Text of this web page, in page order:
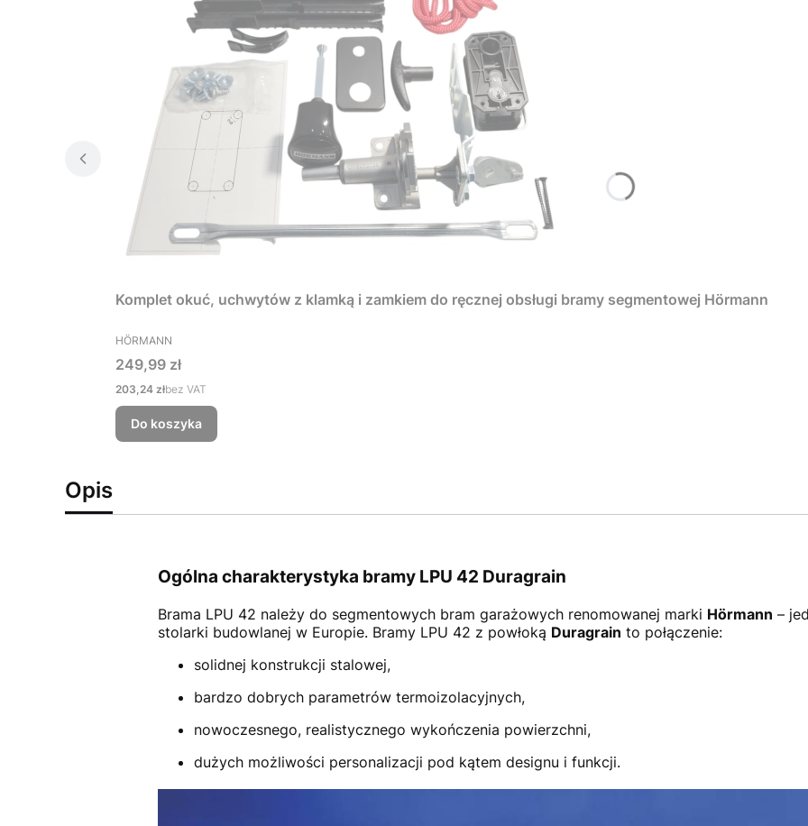
Komplet okuć, uchwytów z klamką i zamkiem do ręcznej obsługi bramy segmentowej Hörmann
PRODUCENT
HÖRMANN
Cena
249,99 zł
Cena
203,24 złbez VAT
Do koszyka
Opis
Ogólna charakterystyka bramy LPU 42 Duragrain
Brama LPU 42 należy do segmentowych bram garażowych renomowanej marki Hörmann –
stolarki budowlanej w Europie. Bramy LPU 42 z powłoką Duragrain to połączenie:
solidnej konstrukcji stalowej,
bardzo dobrych parametrów termoizolacyjnych,
nowoczesnego, realistycznego wykończenia powierzchni,
dużych możliwości personalizacji pod kątem designu i funkcji.